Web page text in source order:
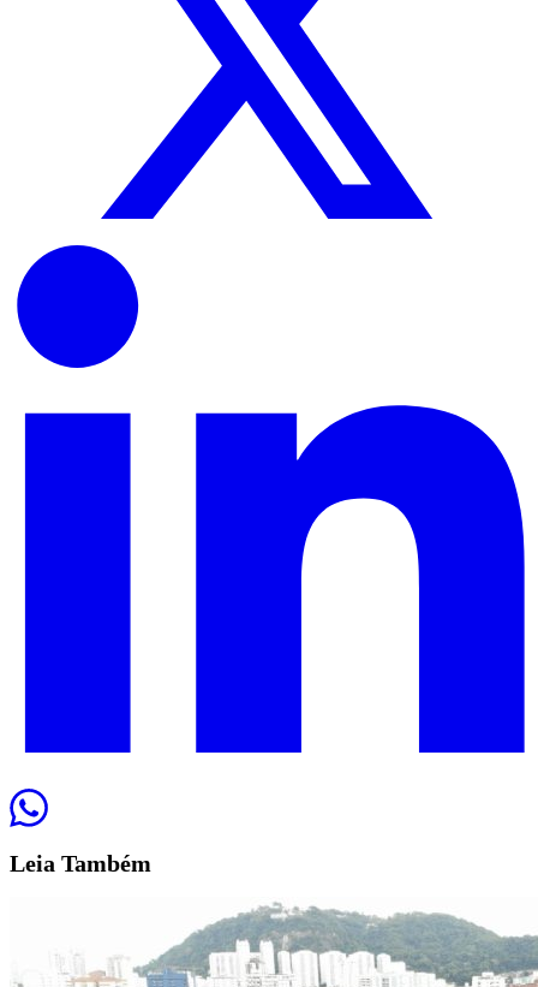
Leia Também